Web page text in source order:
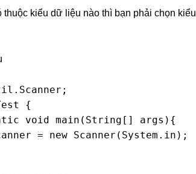
thuộc kiểu dữ liệu nào thì bạn phải chọn
{
void main(String[] args){
= new Scanner(System.in);